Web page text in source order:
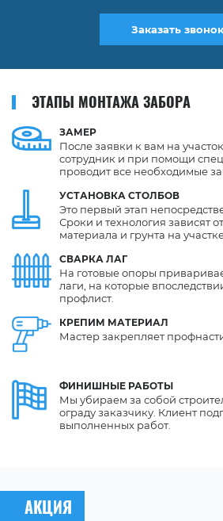
Заказать звонок
ЭТАПЫ МОНТАЖА ЗАБОРА
ЗАМЕР
УСТАНОВКА СТОЛБОВ
СВАРКА ЛАГ
КРЕПИМ МАТЕРИАЛ
ФИНИШНЫЕ РАБОТЫ
После заявки к вам на
сотрудник и при помощи
проводит все необходимые
Это первый этап
Сроки и технология зависят
материала и грунта на
На готовые опоры
лаги, на которые
профлист.
Мастер закрепляет
Мы убираем за собой
ограду заказчику. Клиент
выполненных работ.
АКЦИЯ